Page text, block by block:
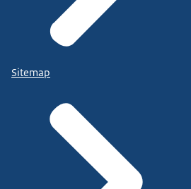
Sitemap